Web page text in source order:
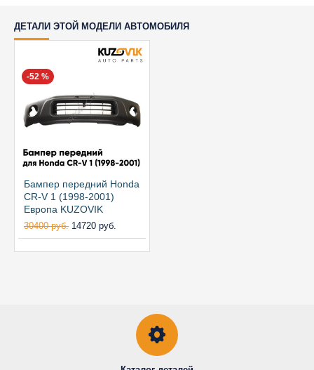
ДЕТАЛИ ЭТОЙ МОДЕЛИ АВТОМОБИЛЯ
-52 %
Бампер передний Honda
CR-V 1 (1998-2001)
Европа KUZOVIK
30400 руб. 14720 руб.